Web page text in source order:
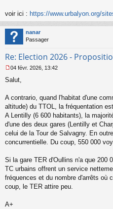
o
n
l
u
voir ici : https://www.urbalyon.org/
nanar
Passager
Re: Election 2026 -
e
s
a
g
e
n
o
n
04 févr. 2026, 13:42
Salut,
A contrario, quand l'habitat d'une
altitude) du TTOL, la fréquentation
A Lentilly (6 600 habitants), la
d'une des deux gares (Lentilly et
celui de la Tour de Salvagny. En
concurrentielle. Du coup, 550 000
Si la gare TER d'Oullins n'a que 200
TC urbains offrent un service
fréquences et du nombre d'arrêts où
coup, le TER attire peu.
A+